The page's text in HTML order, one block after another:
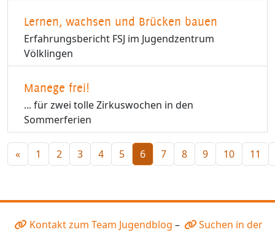
Lernen, wachsen und Brücken bauen
Erfahrungsbericht FSJ im Jugendzentrum
Völklingen
Manege frei!
... für zwei tolle Zirkuswochen in den
Sommerferien
« 1 2 3 4 5 6 7 8 9 10 11
Kontakt zum Team Jugendblog –
Suchen in der